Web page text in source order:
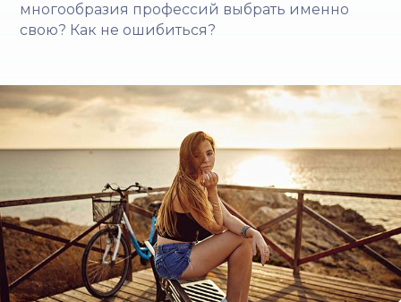
многообразия профессий выбрать именно
свою? Как не ошибиться?